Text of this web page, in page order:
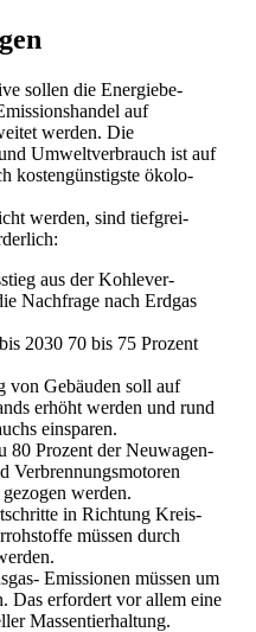
sollen die Energie­be­
auf
werden. Die
Umwelt­ver­brauch ist auf
kosten­güns­tigste ökolo­
werden, sind tiefgrei­
aus der Kohle­ver­
Nachfrage nach Erdgas
2030 70 bis 75 Prozent
von Gebäuden soll auf
erhöht werden und rund
einsparen.
80 Prozent der Neuwa­gen­
Verbren­nungs­mo­toren
werden.
in Richtung Kreis­
müssen durch
Emissionen müssen um
Das erfordert vor allem eine
Massentierhaltung.